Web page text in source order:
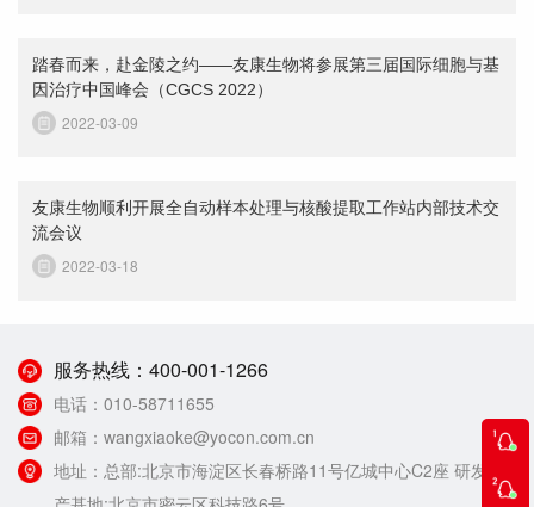
踏春而来，赴金陵之约——友康生物将参展第三届国际细胞与基
因治疗中国峰会（CGCS 2022）
2022-03-09
友康生物顺利开展全自动样本处理与核酸提取工作站内部技术交
流会议
2022-03-18
服务热线： 400-001-1266
电话： 010-58711655
邮箱： wangxiaoke@yocon.com.cn
地址： 总部:北京市海淀区长春桥路11号亿城中心C2座 研发生